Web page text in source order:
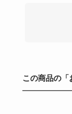
この商品の「